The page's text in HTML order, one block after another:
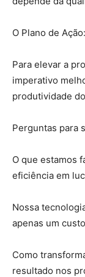
O Plano de Ação:
Para elevar a
imperativo
produtividade
Perguntas para
O que estamos
eficiência em
Nossa
apenas um
Como
resultado nos